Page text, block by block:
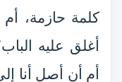
كلمة حازمة،
أغلق عليه
أم أن أصل أنا